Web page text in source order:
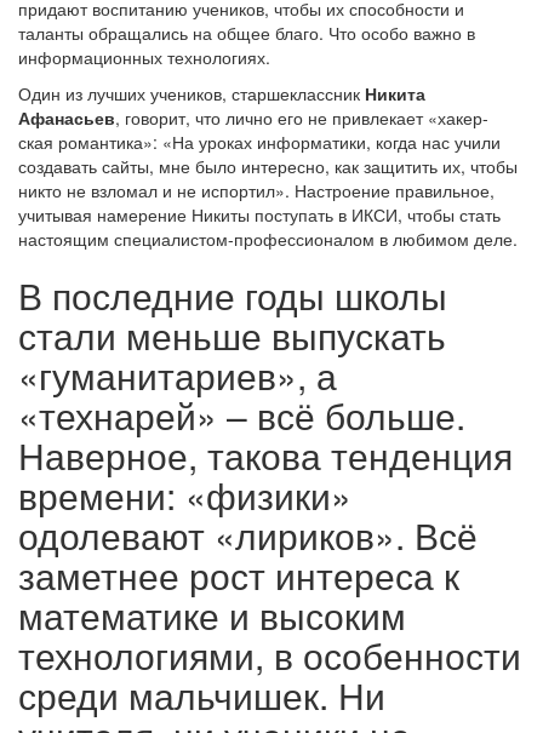
придают воспитанию учеников, чтобы их способности и
таланты обращались на общее благо. Что особо важно в
информационных технологиях.
Один из лучших учеников, старшеклассник Никита
Афанасьев, говорит, что лично его не привлекает «хакер-
ская романтика»: «На уроках информатики, когда нас учили
создавать сайты, мне было интересно, как защитить их, чтобы
никто не взломал и не испортил». Настроение правильное,
учитывая намерение Никиты поступать в ИКСИ, чтобы стать
настоящим специалистом-профессионалом в любимом деле.
В последние годы школы
стали меньше выпускать
«гуманитариев», а
«технарей» – всё больше.
Наверное, такова тенденция
времени: «физики»
одолевают «лириков». Всё
заметнее рост интереса к
математике и высоким
технологиями, в особенности
среди мальчишек. Ни